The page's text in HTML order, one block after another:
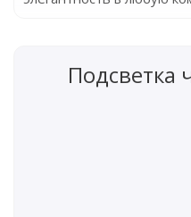
Подсветка